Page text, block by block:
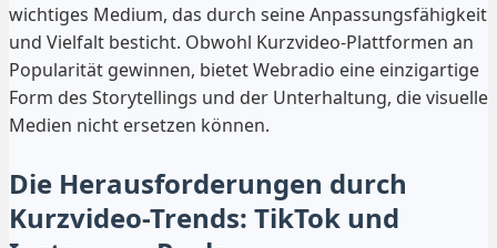
wichtiges Medium, das durch seine Anpassungsfähigkeit
und Vielfalt besticht. Obwohl Kurzvideo-Plattformen an
Popularität gewinnen, bietet Webradio eine einzigartige
Form des Storytellings und der Unterhaltung, die visuelle
Medien nicht ersetzen können.
Die Herausforderungen durch
Kurzvideo-Trends: TikTok und